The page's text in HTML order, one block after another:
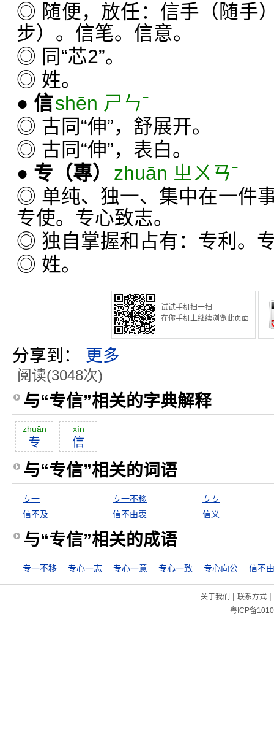
◎ 随便，放任：信手（随手
步）。信笔。信意。
◎ 同“芯2”。
◎ 姓。
● 信shēn ㄕㄣˉ
◎ 古同“伸”，舒展开。
◎ 古同“伸”，表白。
● 专 （專）
zhuān ㄓㄨㄢˉ
◎ 单纯、独一、集中在一件
专使。专心致志。
◎ 独自掌握和占有：专利。
◎ 姓。
试试手机扫一扫
在你手机上继续浏览此页面
分享到： 更多
阅读(3048次)
与“专信”相关的字典解释
zhuān
专
xìn
信
与“专信”相关的词语
专一 专一不移
专专
信不及
信不由衷 信义
与“专信”相关的成语
专一不移 专心一志 专心一意 专心一致 专心向公 信不
关于我们 | 联系方式|
粤ICP备